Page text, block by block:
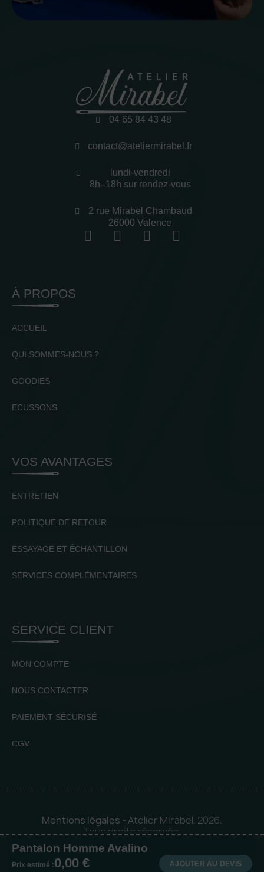
Pantalon Homme Avalino
Prix estimé :0,00 € AJOUTER AU DEVIS
04 65 84 43 48
contact@ateliermirabel.fr
lundi-vendredi
8h–18h sur rendez-vous
2 rue Mirabel Chambaud
26000 Valence
À PROPOS
ACCUEIL
QUI SOMMES-NOUS ?
GOODIES
ECUSSONS
VOS AVANTAGES
ENTRETIEN
POLITIQUE DE RETOUR
ESSAYAGE ET ÉCHANTILLON
SERVICES COMPLÉMENTAIRES
SERVICE CLIENT
MON COMPTE
NOUS CONTACTER
PAIEMENT SÉCURISÉ
CGV
Mentions légales - Atelier Mirabel, 2026.
Tous droits réservés.
Mise en orbite 🪐 byLogia |
Agence web et communication